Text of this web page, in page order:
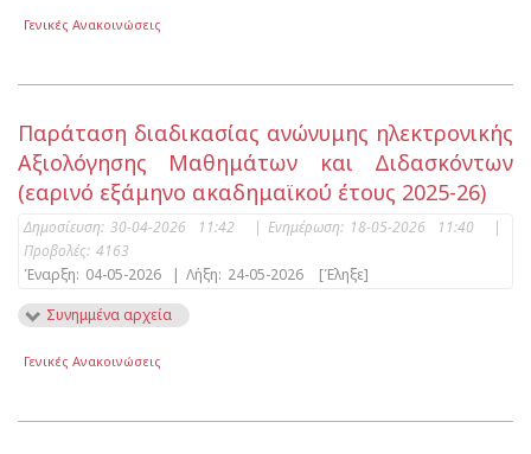
Γενικές Ανακοινώσεις
Παράταση διαδικασίας ανώνυμης ηλεκτρονικής
Αξιολόγησης Μαθημάτων και Διδασκόντων
(εαρινό εξάμηνο ακαδημαϊκού έτους 2025-26)
Δημοσίευση: 30-04-2026 11:42 | Ενημέρωση: 18-05-2026 11:40
|
Προβολές: 4163
Έναρξη: 04-05-2026 | Λήξη: 24-05-2026
[Έληξε]
Συνημμένα αρχεία
Γενικές Ανακοινώσεις